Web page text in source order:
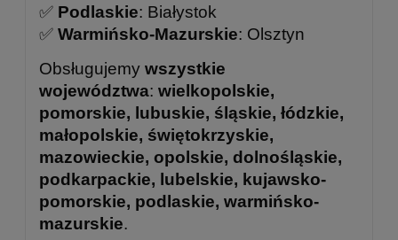
✅ Podlaskie: Białystok
✅ Warmińsko-Mazurskie: Olsztyn
Obsługujemy wszystkie
województwa: wielkopolskie,
pomorskie, lubuskie, śląskie, łódzkie,
małopolskie, świętokrzyskie,
mazowieckie, opolskie, dolnośląskie,
podkarpackie, lubelskie, kujawsko-
pomorskie, podlaskie, warmińsko-
mazurskie.